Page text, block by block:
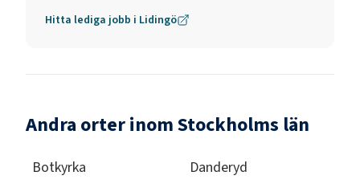
Hitta lediga jobb i Lidingö
Andra orter inom Stockholms län
Botkyrka Danderyd